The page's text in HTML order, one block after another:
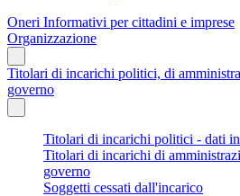
Oneri Informativi per cittadini e imprese
Organizzazione
Titolari di incarichi politici, di
governo
Titolari di incarichi politici - dati
Titolari di incarichi di
governo
Soggetti cessati dall'incarico